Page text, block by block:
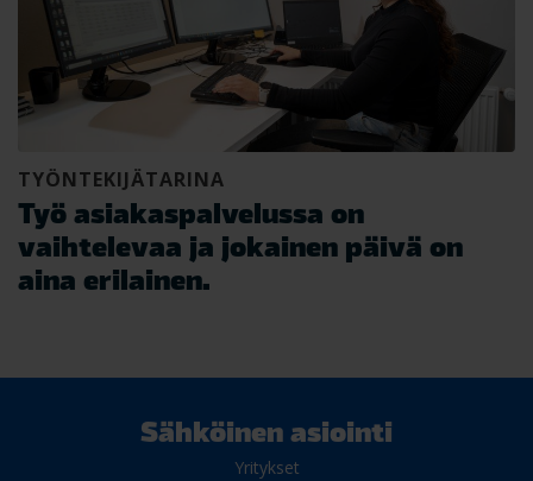
TYÖNTEKIJÄTARINA
Työ asiakaspalvelussa on
vaihtelevaa ja jokainen päivä on
aina erilainen.
Sähköinen asiointi
Yritykset